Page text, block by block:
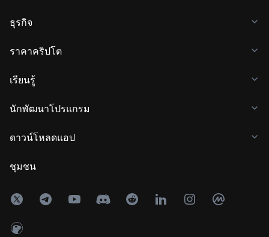
ธุรกิจ
ราคาคริปโต
เรียนรู้
นักพัฒนาโปรแกรม
ดาวน์โหลดแอป
ชุมชน